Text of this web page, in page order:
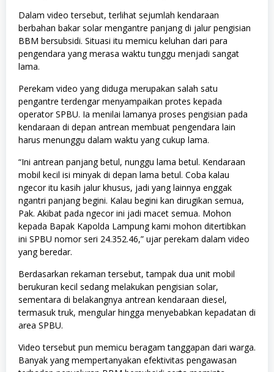
Dalam video tersebut, terlihat sejumlah kendaraan
berbahan bakar solar mengantre panjang di jalur pengisian
BBM bersubsidi. Situasi itu memicu keluhan dari para
pengendara yang merasa waktu tunggu menjadi sangat
lama.
Perekam video yang diduga merupakan salah satu
pengantre terdengar menyampaikan protes kepada
operator SPBU. Ia menilai lamanya proses pengisian pada
kendaraan di depan antrean membuat pengendara lain
harus menunggu dalam waktu yang cukup lama.
“Ini antrean panjang betul, nunggu lama betul. Kendaraan
mobil kecil isi minyak di depan lama betul. Coba kalau
ngecor itu kasih jalur khusus, jadi yang lainnya enggak
ngantri panjang begini. Kalau begini kan dirugikan semua,
Pak. Akibat pada ngecor ini jadi macet semua. Mohon
kepada Bapak Kapolda Lampung kami mohon ditertibkan
ini SPBU nomor seri 24.352.46,” ujar perekam dalam video
yang beredar.
Berdasarkan rekaman tersebut, tampak dua unit mobil
berukuran kecil sedang melakukan pengisian solar,
sementara di belakangnya antrean kendaraan diesel,
termasuk truk, mengular hingga menyebabkan kepadatan di
area SPBU.
Video tersebut pun memicu beragam tanggapan dari warga.
Banyak yang mempertanyakan efektivitas pengawasan